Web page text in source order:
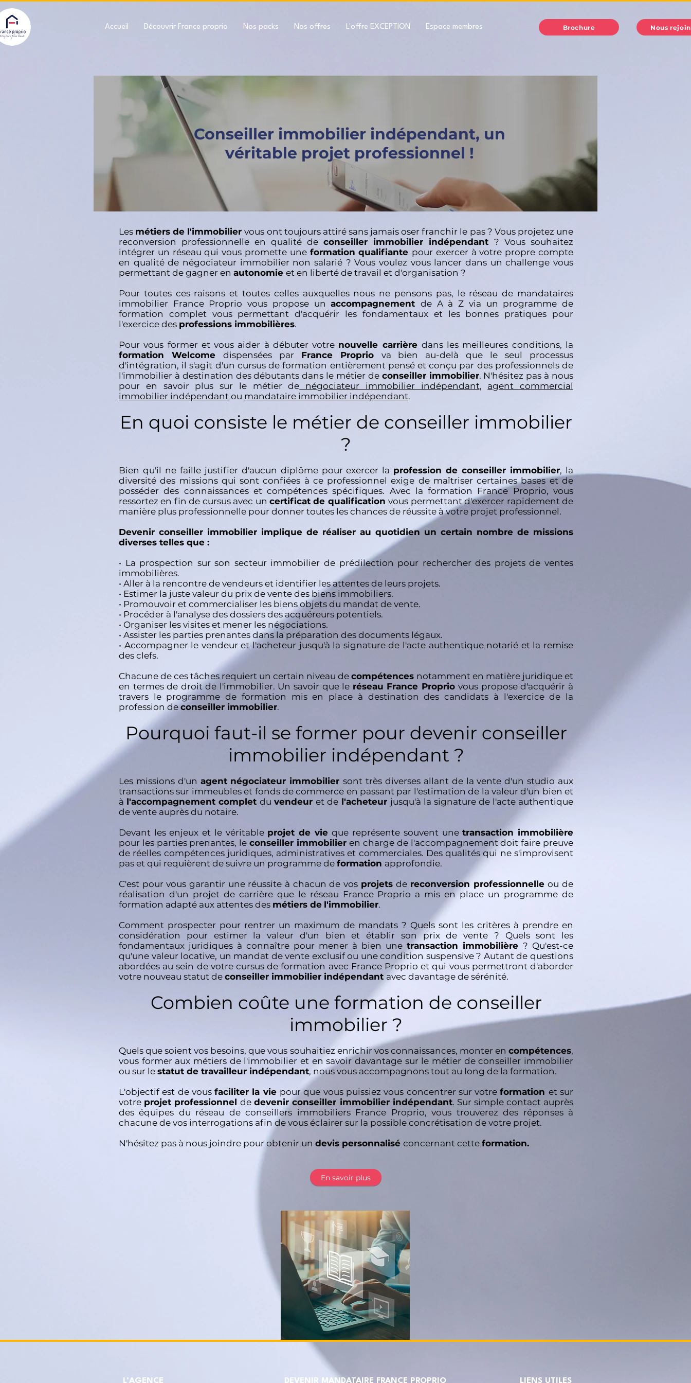
Accueil Découvrir France proprio Nos packs Nos offres L'offre EXCEPTION Espace membres Brochure Nous
Conseiller immobilier indépendant, un
véritable projet professionnel !
Les métiers de l'immobiliervous ont toujours attiré sans jamais oser franchir le pas ? Vous projetez une
reconversion professionnelle en qualité de conseiller immobilier indépendant ? Vous souhaitez
intégrer un réseau qui vous promette une formation qualifiante pour exercer à votre propre compte
en qualité de négociateur immobilier non salarié ? Vous voulez vous lancer dans un challenge vous
permettant de gagner en autonomie et en liberté de travail et d'organisation ?
Pour toutes ces raisons et toutes celles auxquelles nous ne pensons pas, le réseau de mandataires
immobilier France Proprio vous propose unaccompagnementde A à Z via un programme de
formation complet vous permettant d'acquérir les fondamentaux et les bonnes pratiques pour
l'exercice des professions immobilières.
Pour vous former et vous aider à débuter votre nouvelle carrière dans les meilleures conditions, la
formation Welcome dispensées par France Proprio va bien au-delà que le seul processus
d'intégration, il s'agit d'un cursus de formation entièrement pensé et conçu par des professionnels de
l'immobilier à destination des débutants dans le métier de conseiller immobilier. N'hésitez pas à nous
pour en savoir plus sur le métier de négociateur immobilier indépendant, agent commercial
immobilier indépendant ou mandataire immobilier indépendant.
En quoi consiste le métier de conseiller immobilier
?
Bien qu'il ne faille justifier d'aucun diplôme pour exercer la profession de conseiller immobilier, la
diversité des missions qui sont confiées à ce professionnel exige de maîtriser certaines bases et de
posséder des connaissances et compétences spécifiques. Avec la formation France Proprio, vous
ressortez en fin de cursus avec un certificat de qualificationvous permettant d'exercer rapidement de
manière plus professionnelle pour donner toutes les chances de réussite à votre projet professionnel.
Devenir conseiller immobilier implique de réaliser au quotidien un certain nombre de missions
diverses telles que :
• La prospection sur son secteur immobilier de prédilection pour rechercher des projets de ventes
immobilières.
• Aller à la rencontre de vendeurs et identifier les attentes de leurs projets.
• Estimer la juste valeur du prix de vente des biens immobiliers.
• Promouvoir et commercialiser les biens objets du mandat de vente.
• Procéder à l'analyse des dossiers des acquéreurs potentiels.
• Organiser les visites et mener les négociations.
• Assister les parties prenantes dans la préparation des documents légaux.
• Accompagner le vendeur et l'acheteur jusqu'à la signature de l'acte authentique notarié et la remise
des clefs.
Chacune de ces tâches requiert un certain niveau de compétences notamment en matière juridique et
en termes de droit de l'immobilier. Un savoir que le réseau France Propriovous propose d'acquérir à
travers le programme de formation mis en place à destination des candidats à l'exercice de la
profession de conseiller immobilier.
Pourquoi faut-il se former pour devenir conseiller
immobilier indépendant ?
Les missions d'un agent négociateur immobiliersont très diverses allant de la vente d'un studio aux
transactions sur immeubles et fonds de commerce en passant par l'estimation de la valeur d'un bien et
à l'accompagnement completduvendeuret de l'acheteur jusqu'à la signature de l'acte authentique
de vente auprès du notaire.
Devant les enjeux et le véritable projet de vieque représente souvent unetransaction immobilière
pour les parties prenantes, le conseiller immobilieren charge de l'accompagnement doit faire preuve
de réelles compétences juridiques, administratives et commerciales. Des qualités qui ne s'improvisent
pas et qui requièrent de suivre un programme de formation approfondie.
C'est pour vous garantir une réussite à chacun de vos projetsde reconversion professionnelleou de
réalisation d'un projet de carrière que le réseau France Proprio a mis en place un programme de
formation adapté aux attentes des métiers de l'immobilier.
Comment prospecter pour rentrer un maximum de mandats ? Quels sont les critères à prendre en
considération pour estimer la valeur d'un bien et établir son prix de vente ? Quels sont les
fondamentaux juridiques à connaître pour mener à bien une transaction immobilière ? Qu'est-ce
qu'une valeur locative, un mandat de vente exclusif ou une condition suspensive ? Autant de questions
abordées au sein de votre cursus de formation avec France Proprio et qui vous permettront d'aborder
votre nouveau statut de conseiller immobilier indépendant avec davantage de sérénité.
Combien coûte une formation de conseiller
immobilier ?
Quels que soient vos besoins, que vous souhaitiez enrichir vos connaissances, monter en compétences,
vous former aux métiers de l'immobilier et en savoir davantage sur le métier de conseiller immobilier
ou sur le statut de travailleur indépendant, nous vous accompagnons tout au long de la formation.
L'objectif est de vousfaciliter la vie pour que vous puissiez vous concentrer sur votreformation et sur
votre projet professionneldedevenir conseiller immobilier indépendant. Sur simple contact auprès
des équipes du réseau de conseillers immobiliers France Proprio, vous trouverez des réponses à
chacune de vos interrogations afin de vous éclairer sur la possible concrétisation de votre projet.
N'hésitez pas à nous joindre pour obtenir un devis personnalisé concernant cette formation.
En savoir plus
L’AGENCE DEVENIR MANDATAIRE FRANCE PROPRIO LIENS UTILES